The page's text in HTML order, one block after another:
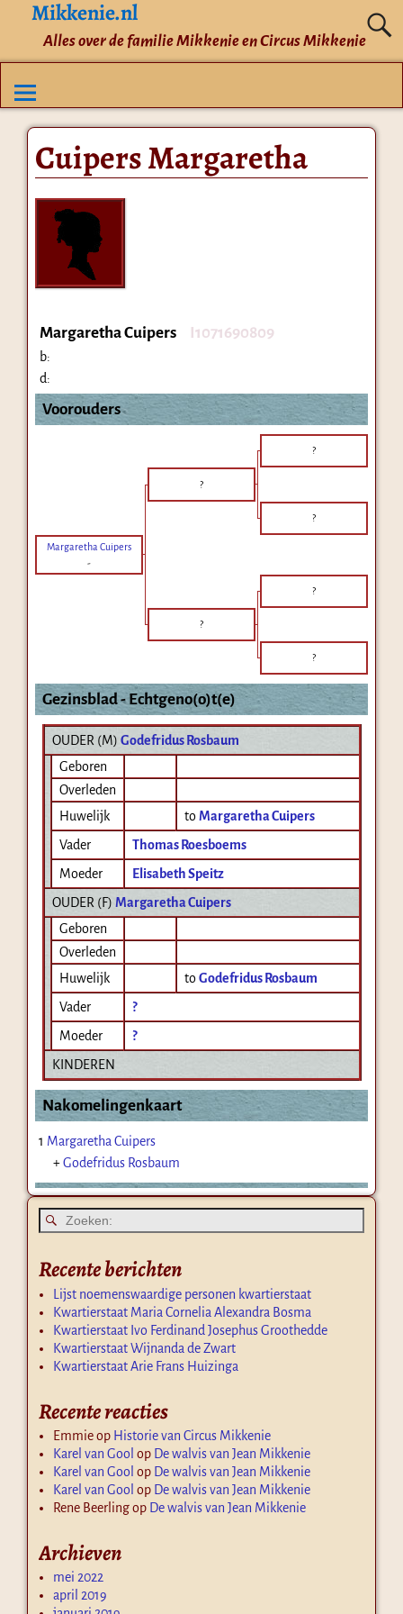
Mikkenie.nl
Alles over de familie Mikkenie en Circus Mikkenie
Cuipers Margaretha
Margaretha Cuipers I1071690809
b:
d:
Voorouders
?
?
?
Margaretha Cuipers
-
?
?
?
Gezinsblad - Echtgeno(o)t(e)
OUDER (M) Godefridus Rosbaum
Geboren
Overleden
Huwelijk
toMargaretha Cuipers
Vader
Thomas Roesboems
Moeder
Elisabeth Speitz
OUDER (F) Margaretha Cuipers
Geboren
Overleden
Huwelijk
toGodefridus Rosbaum
Vader
?
Moeder
?
KINDEREN
Nakomelingenkaart
1 Margaretha Cuipers
+Godefridus Rosbaum
Recente berichten
Lijst noemenswaardige personen kwartierstaat
Kwartierstaat Maria Cornelia Alexandra Bosma
Kwartierstaat Ivo Ferdinand Josephus Groothedde
Kwartierstaat Wijnanda de Zwart
Kwartierstaat Arie Frans Huizinga
Recente reacties
Emmieop Historie van Circus Mikkenie
Karel van Gool op De walvis van Jean Mikkenie
Karel van Gool op De walvis van Jean Mikkenie
Karel van Gool op De walvis van Jean Mikkenie
Rene Beerlingop De walvis van Jean Mikkenie
Archieven
mei 2022
april 2019